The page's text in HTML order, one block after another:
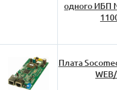
одного ИБП
Плата